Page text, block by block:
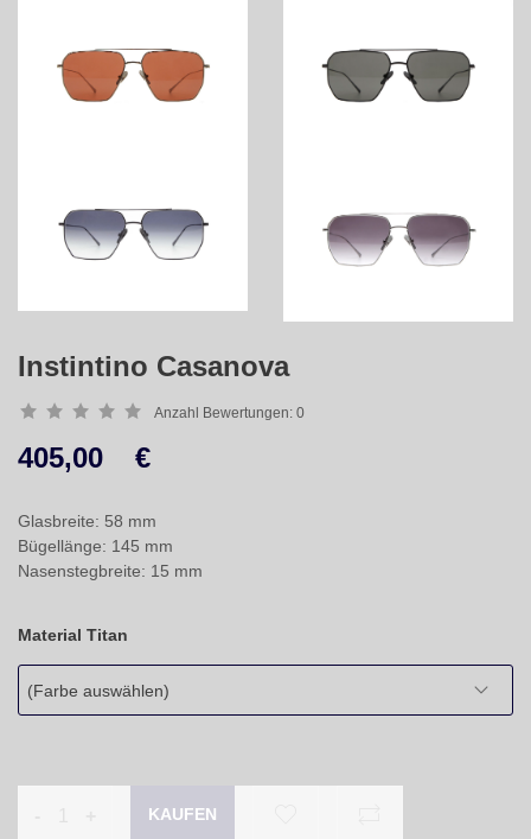
Instintino Casanova
Anzahl Bewertungen: 0
405,00 €
Glasbreite: 58 mm
Bügellänge: 145 mm
Nasenstegbreite: 15 mm
Material Titan
(Farbe auswählen)